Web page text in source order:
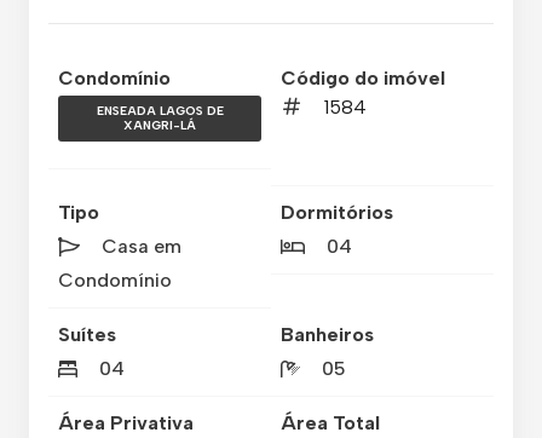
Condomínio
ENSEADA LAGOS DE
XANGRI-LÁ
Código do imóvel
1584
Tipo
Casa em
Condomínio
Dormitórios
04
Suítes
04
Banheiros
05
Área Privativa
Área Total